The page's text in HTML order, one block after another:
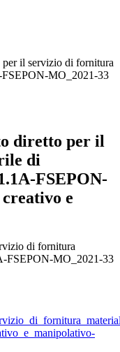
il servizio di fornitura
MO_2021-33
diretto per il
di
FSEPON-
e
di fornitura
FSEPON-MO_2021-33